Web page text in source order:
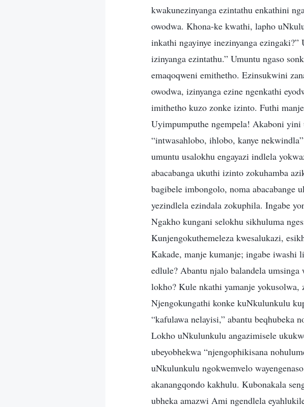
kwakunezinyanga ezintathu enkathini
owodwa. Khona-ke kwathi, lapho
inkathi ngayinye inezinyanga
izinyanga ezintathu.” Umuntu ngaso
emaqoqweni emithetho. Ezinsukwini
owodwa, izinyanga ezine ngenkathi
imithetho kuzo zonke izinto. Futhi
Uyimpumputhe ngempela! Akaboni
“intwasahlobo, ihlobo, kanye
umuntu usalokhu engayazi indlela
abacabanga ukuthi izinto zokuhamba
bagibele imbongolo, noma abacabange
yezindlela ezindala zokuphila. Ingabe
Ngakho kungani selokhu sikhuluma
Kunjengokuthemeleza kwesalukazi,
Kakade, manje kumanje; ingabe iwashi
edlule? Abantu njalo balandela
lokho? Kule nkathi yamanje yokusolwa,
Njengokungathi konke kuNkulunkulu
“kafulawa nelayisi,” abantu beqhubeka
Lokho uNkulunkulu angazimisele
ubeyobhekwa “njengophikisana
uNkulunkulu ngokwemvelo
akanangqondo kakhulu. Kubonakala
ubheka amazwi Ami ngendlela